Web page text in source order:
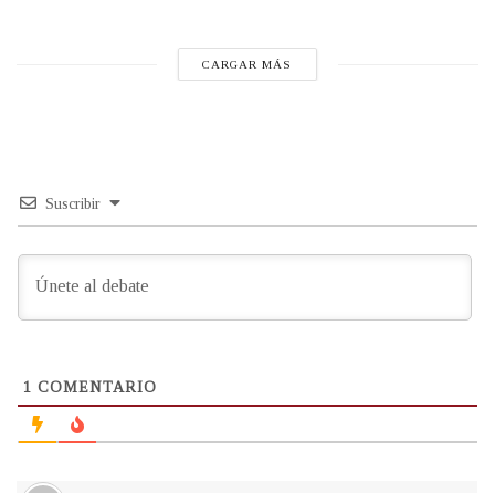
CARGAR MÁS
Suscribir
1 COMENTARIO